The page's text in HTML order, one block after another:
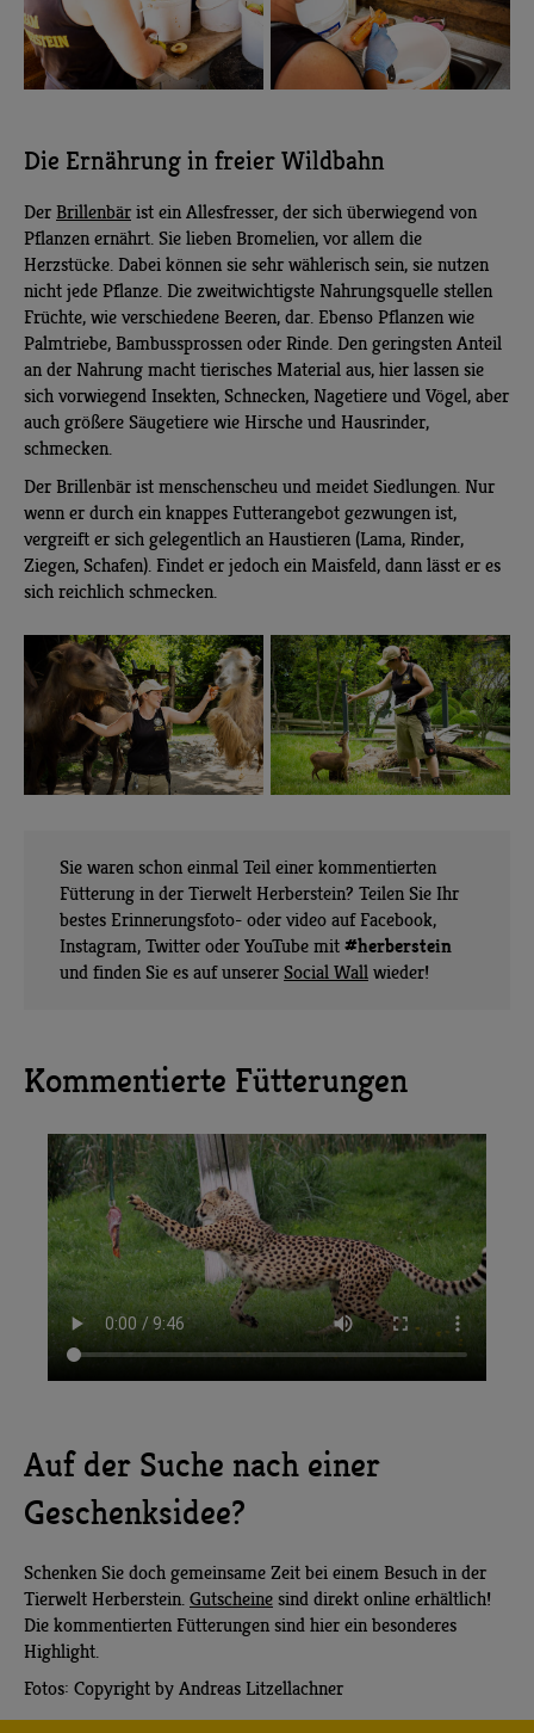
Die Ernährung in freier Wildbahn
Der Brillenbär ist ein Allesfresser, der sich überwiegend von
Pflanzen ernährt. Sie lieben Bromelien, vor allem die
Herzstücke. Dabei können sie sehr wählerisch sein, sie nutzen
nicht jede Pflanze. Die zweitwichtigste Nahrungsquelle stellen
Früchte, wie verschiedene Beeren, dar. Ebenso Pflanzen wie
Palmtriebe, Bambussprossen oder Rinde. Den geringsten Anteil
an der Nahrung macht tierisches Material aus, hier lassen sie
sich vorwiegend Insekten, Schnecken, Nagetiere und Vögel, aber
auch größere Säugetiere wie Hirsche und Hausrinder,
schmecken.
Der Brillenbär ist menschenscheu und meidet Siedlungen. Nur
wenn er durch ein knappes Futterangebot gezwungen ist,
vergreift er sich gelegentlich an Haustieren (Lama, Rinder,
Ziegen, Schafen). Findet er jedoch ein Maisfeld, dann lässt er es
sich reichlich schmecken.
Sie waren schon einmal Teil einer kommentierten
Fütterung in der Tierwelt Herberstein? Teilen Sie Ihr
bestes Erinnerungsfoto- oder video auf Facebook,
Instagram, Twitter oder YouTube mit #herberstein
und finden Sie es auf unserer Social Wall wieder!
Kommentierte Fütterungen
Auf der Suche nach einer
Geschenksidee?
Schenken Sie doch gemeinsame Zeit bei einem Besuch in der
Tierwelt Herberstein. Gutscheine sind direkt online erhältlich!
Die kommentierten Fütterungen sind hier ein besonderes
Highlight.
Fotos: Copyright by Andreas Litzellachner